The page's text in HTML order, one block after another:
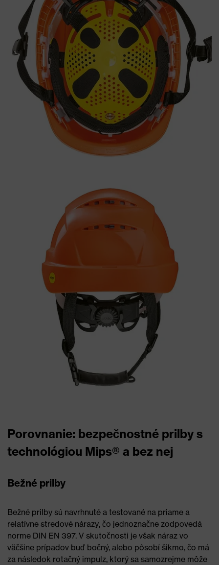
Porovnanie: bezpečnostné prilby s
technológiou Mips® a bez nej
Bežné prilby
Bežné prilby sú navrhnuté a testované na priame a
relatívne stredové nárazy, čo jednoznačne zodpovedá
norme DIN EN 397. V skutočnosti je však náraz vo
väčšine prípadov buď bočný, alebo pôsobí šikmo, čo má
za následok rotačný impulz, ktorý sa samozrejme môže